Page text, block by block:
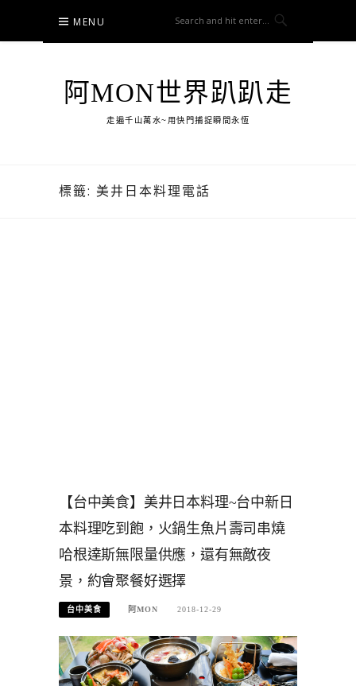
content
MENU
阿MON世界趴趴走
走遍千山萬水~用快門捕捉瞬間永恆
標籤: 美井日本料理電話
【台中美食】美井日本料理~台中新日
本料理吃到飽，火鍋生魚片壽司串燒
哈根達斯無限量供應，還有無敵夜
景，約會聚餐好選擇
台中美食 阿MON 2018-12-29